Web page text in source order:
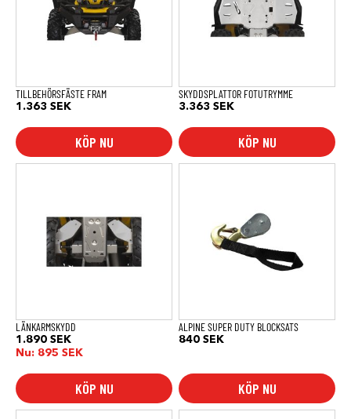
TILLBEHÖRSFÄSTE FRAM
1.363 SEK
KÖP NU
SKYDDSPLATTOR FOTUTRYMME
3.363 SEK
KÖP NU
LÄNKARMSKYDD
1.890 SEK
Nu: 895 SEK
KÖP NU
ALPINE SUPER DUTY BLOCKSATS
840 SEK
KÖP NU